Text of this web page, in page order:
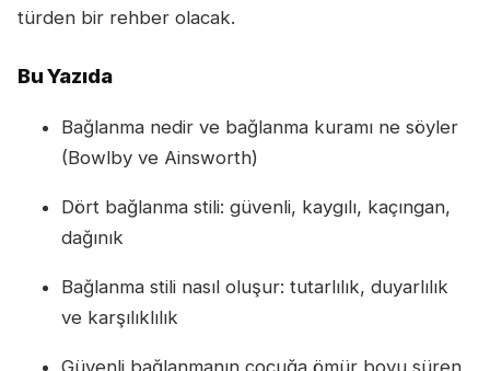
türden bir rehber olacak.
Bu Yazıda
Bağlanma nedir ve bağlanma kuramı ne söyler
(Bowlby ve Ainsworth)
Dört bağlanma stili: güvenli, kaygılı, kaçıngan,
dağınık
Bağlanma stili nasıl oluşur: tutarlılık, duyarlılık
ve karşılıklılık
Güvenli bağlanmanın çocuğa ömür boyu süren